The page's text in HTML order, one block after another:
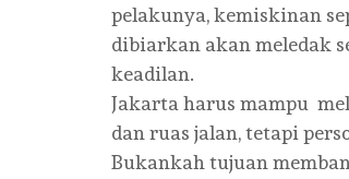
pelakunya, kemiskinan
dibiarkan akan meledak
keadilan.
Jakarta harus mampu
dan ruas jalan, tetapi
Bukankah tujuan